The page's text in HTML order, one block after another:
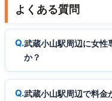
よくある質問
武蔵小山駅周辺に女性
か？
武蔵小山駅周辺で料金